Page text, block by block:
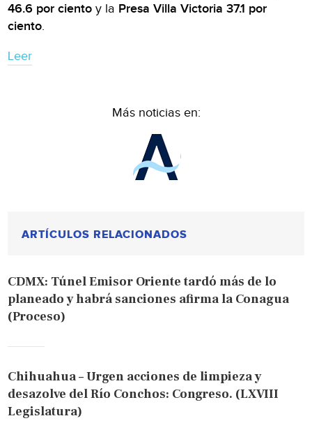
46.6 por ciento y la Presa Villa Victoria 37.1 por
ciento.
Leer
Más noticias en:
ARTÍCULOS RELACIONADOS
CDMX: Túnel Emisor Oriente tardó más de lo
planeado y habrá sanciones afirma la Conagua
(Proceso)
Chihuahua – Urgen acciones de limpieza y
desazolve del Río Conchos: Congreso. (LXVIII
Legislatura)